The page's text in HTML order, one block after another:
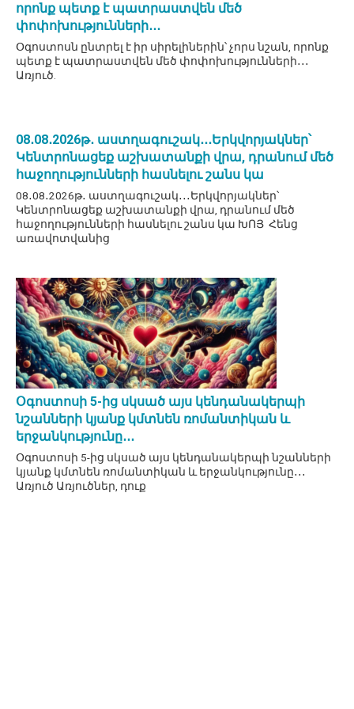
որոնք պետք է պատրաստվեն մեծ
փոփոխությունների․․․
Օգոստոսն ընտրել է իր սիրելիներին՝ չորս նշան, որոնք
պետք է պատրաստվեն մեծ փոփոխությունների․․․
Առյուծ.
08․08․2026թ․ աստղագուշակ․․․Երկվորյակներ՝
Կենտրոնացեք աշխատանքի վրա, դրանում մեծ
հաջողությունների հասնելու շանս կա
08․08․2026թ․ աստղագուշակ․․․Երկվորյակներ՝
Կենտրոնացեք աշխատանքի վրա, դրանում մեծ
հաջողությունների հասնելու շանս կա ԽՈՅ Հենց
առավոտվանից
Օգոստոսի 5-ից սկսած այս կենդանակերպի
նշանների կյանք կմտնեն ռոմանտիկան և
երջանկությունը․․․
Օգոստոսի 5-ից սկսած այս կենդանակերպի նշանների
կյանք կմտնեն ռոմանտիկան և երջանկությունը․․․
Առյուծ Առյուծներ, դուք